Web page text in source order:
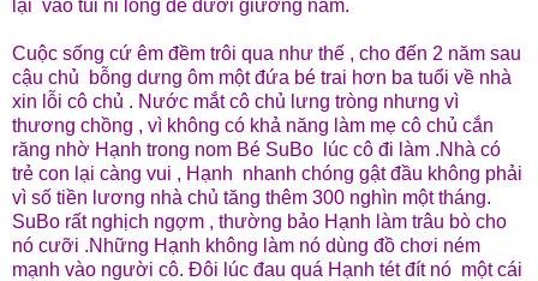
lại vào túi ni lông để dưới giường nằm.
Cuộc sống cứ êm đềm trôi qua như thế , cho đến 2 năm sau
cậu chủ bỗng dưng ôm một đứa bé trai hơn ba tuổi về nhà
xin lỗi cô chủ . Nước mắt cô chủ lưng tròng nhưng vì
thương chồng , vì không có khả năng làm mẹ cô chủ cắn
răng nhờ Hạnh trong nom Bé SuBo lúc cô đi làm .Nhà có
trẻ con lại càng vui , Hạnh nhanh chóng gật đầu không phải
vì số tiền lương nhà chủ tăng thêm 300 nghìn một tháng.
SuBo rất nghịch ngợm , thường bảo Hạnh làm trâu bò cho
nó cưỡi .Những Hạnh không làm nó dùng đồ chơi ném
mạnh vào người cô. Đôi lúc đau quá Hạnh tét đít nó một cái